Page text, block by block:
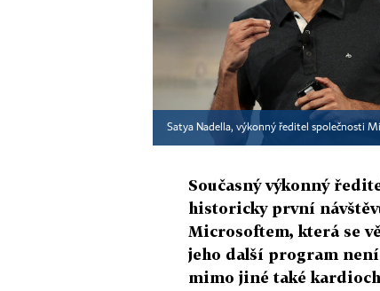
Satya Nadella, výkonný ředitel společnosti
Současný výkonný
historicky první
Microsoftem, která se
jeho další program
mimo jiné také